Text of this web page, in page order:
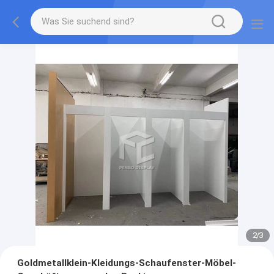
2/3
Goldmetallklein-Kleidungs-Schaufenster-Möbel-